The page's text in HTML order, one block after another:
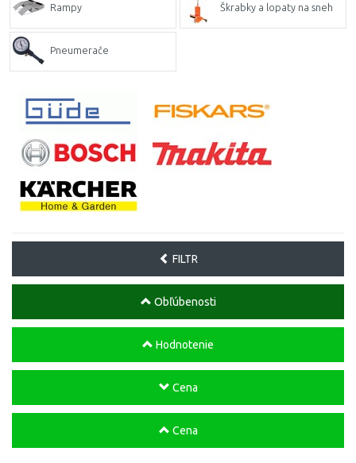
Rampy Škrabky a lopaty na sneh
Pneumerače
FILTR
Obľúbenosti
Hodnotenie
Cena
Cena